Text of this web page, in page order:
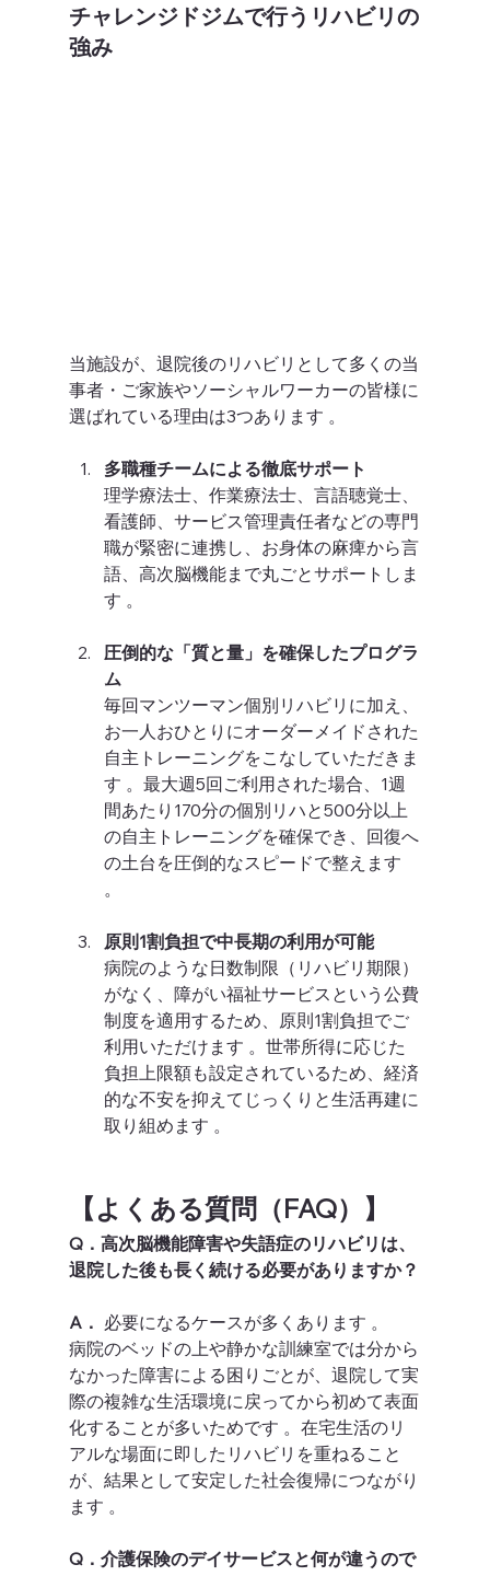
チャレンジドジムで行うリハビリの
強み
当施設が、退院後のリハビリとして多くの当
事者・ご家族やソーシャルワーカーの皆様に
選ばれている理由は3つあります 。
多職種チームによる徹底サポート
理学療法士、作業療法士、言語聴覚士、
看護師、サービス管理責任者などの専門
職が緊密に連携し、お身体の麻痺から言
語、高次脳機能まで丸ごとサポートしま
す 。
圧倒的な「質と量」を確保したプログラ
ム
毎回マンツーマン個別リハビリに加え、
お一人おひとりにオーダーメイドされた
自主トレーニングをこなしていただきま
す 。最大週5回ご利用された場合、1週
間あたり170分の個別リハと500分以上
の自主トレーニングを確保でき、回復へ
の土台を圧倒的なスピードで整えます
。
原則1割負担で中長期の利用が可能
病院のような日数制限（リハビリ期限）
がなく、障がい福祉サービスという公費
制度を適用するため、原則1割負担でご
利用いただけます 。世帯所得に応じた
負担上限額も設定されているため、経済
的な不安を抑えてじっくりと生活再建に
取り組めます 。
【よくある質問（FAQ）】
Q．高次脳機能障害や失語症のリハビリは、
退院した後も長く続ける必要がありますか？
A． 必要になるケースが多くあります 。
病院のベッドの上や静かな訓練室では分から
なかった障害による困りごとが、退院して実
際の複雑な生活環境に戻ってから初めて表面
化することが多いためです 。在宅生活のリ
アルな場面に即したリハビリを重ねること
が、結果として安定した社会復帰につながり
ます 。
Q．介護保険のデイサービスと何が違うので